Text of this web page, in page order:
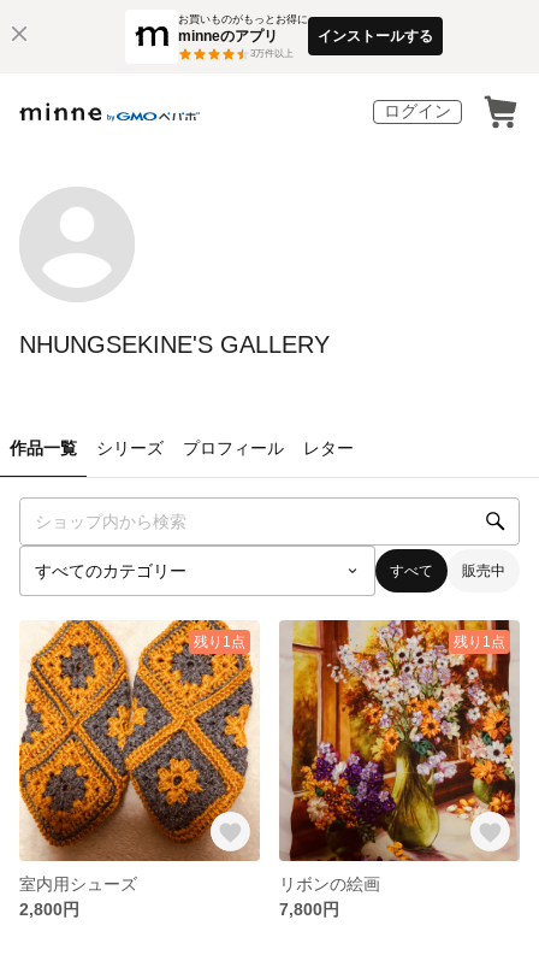
お買いものがもっとお得に
minneのアプリ
3万件以上
インストールする
ログイン
NHUNGSEKINE'S GALLERY
作品一覧 シリーズ プロフィール レター
すべて 販売中
残り1点
室内用シューズ
2,800円
残り1点
リボンの絵画
7,800円